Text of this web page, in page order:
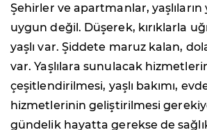
Şehirler ve apartmanlar, yaşlıların
uygun değil. Düşerek, kırıklarla
yaşlı var. Şiddete maruz kalan,
var. Yaşlılara sunulacak
çeşitlendirilmesi, yaşlı bakımı,
hizmetlerinin geliştirilmesi
gündelik hayatta gerekse de